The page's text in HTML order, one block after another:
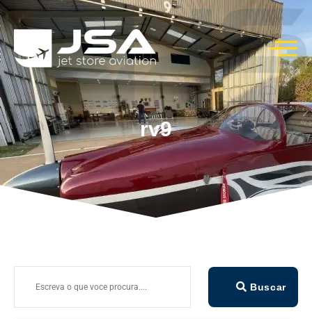
rv9
Buscar